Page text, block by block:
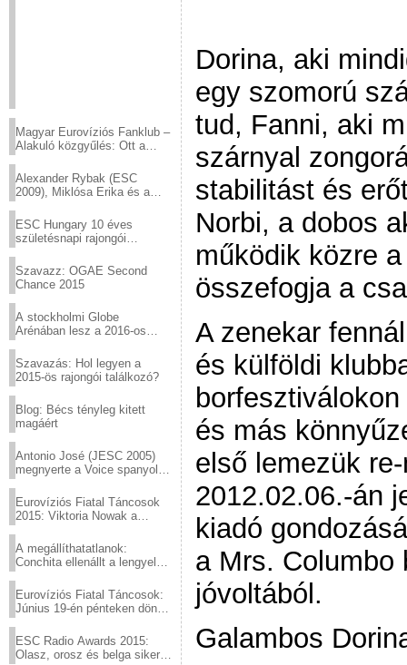
Magyar Eurovíziós Fanklub –
Alakuló közgyűlés: Ott a
Alexander Rybak (ESC
2009), Miklósa Erika és a
sztárjai a Margitszigeten
ESC Hungary 10 éves
születésnapi rajongói
Szavazz: OGAE Second
Chance 2015
A stockholmi Globe
Arénában lesz a 2016-os
Szavazás: Hol legyen a
2015-ös rajongói találkozó?
Blog: Bécs tényleg kitett
magáért
Antonio José (JESC 2005)
megnyerte a Voice spanyol
Eurovíziós Fiatal Táncosok
2015: Viktoria Nowak a
A megállíthatatlanok:
Conchita ellenállt a lengyel
Eurovíziós Fiatal Táncosok:
Június 19-én pénteken döntő
ESC Radio Awards 2015:
Olasz, orosz és belga siker,
Dorina, aki
egy szomorú
tud, Fanni, aki
szárnyal
stabilitást és
Norbi, a dobos
működik közre
összefogja a
A zenekar
és külföldi
és más
első lemezük
2012.02.06.-án
kiadó
a Mrs. Columbo
jóvoltából.
Galambos